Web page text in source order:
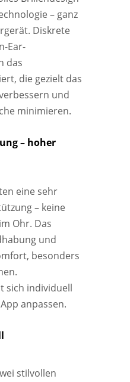
– ganz
Diskrete
Ear-
das
die gezielt das
und
minimieren.
– hoher
eine sehr
– keine
Ohr. Das
und
besonders
sich individuell
anpassen.
stilvollen